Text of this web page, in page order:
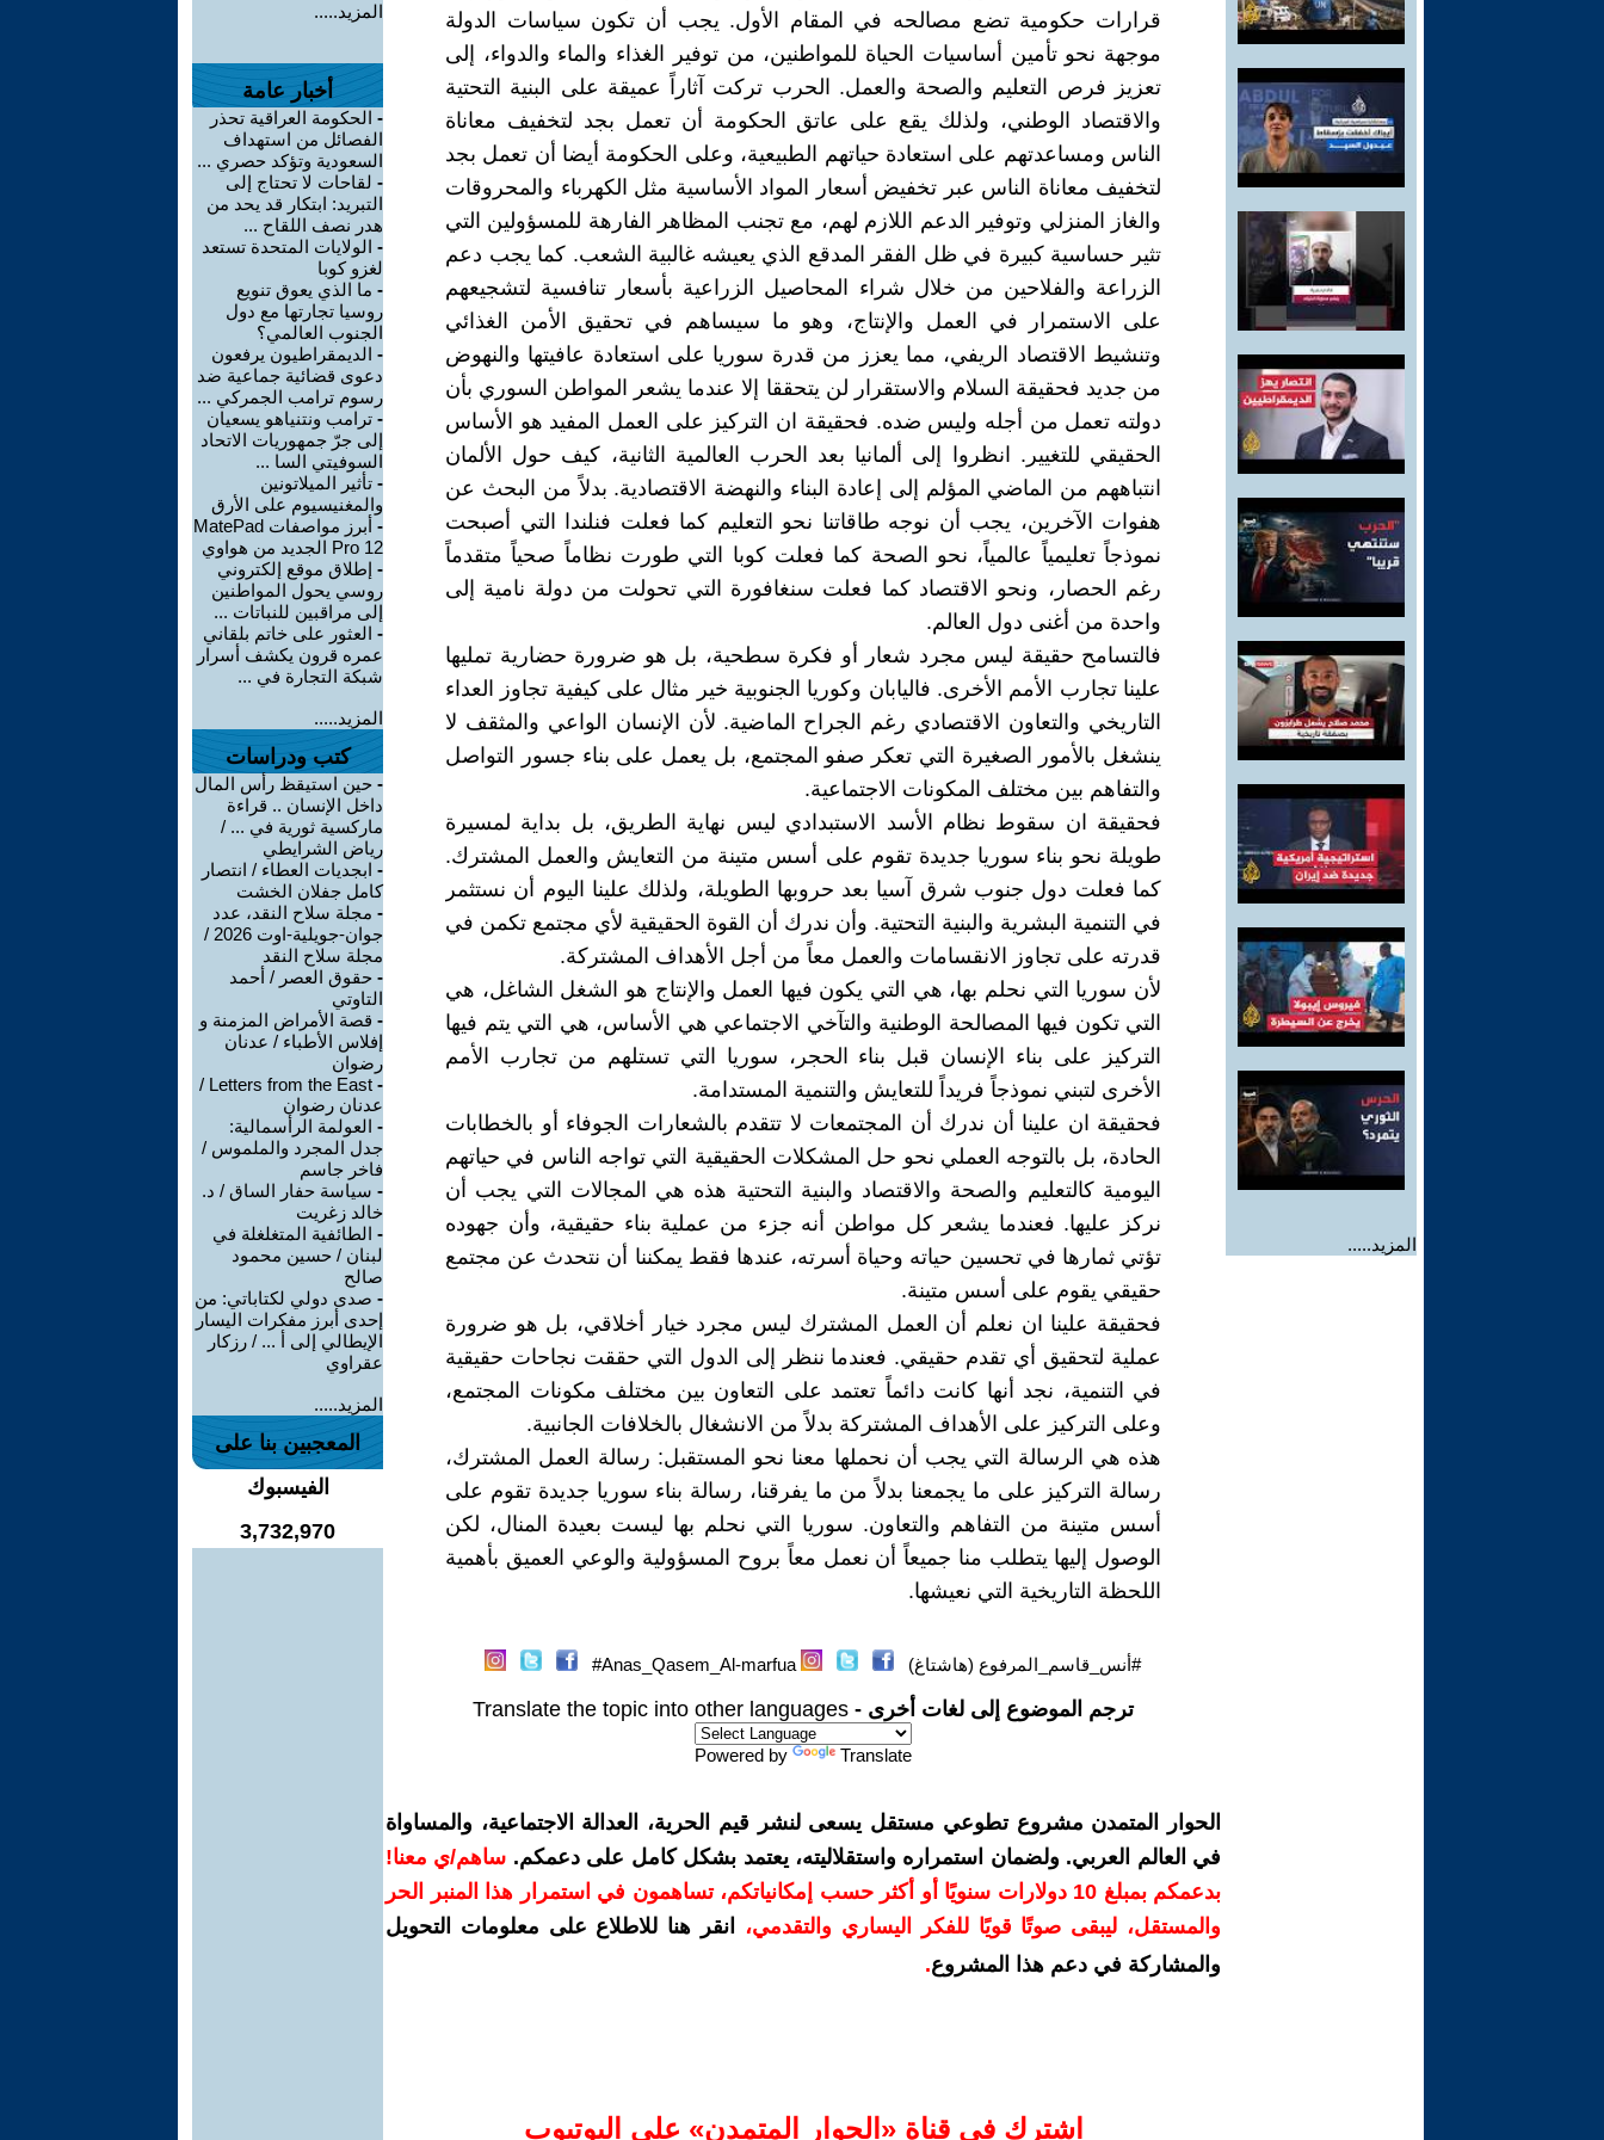
المزيد.....
قرارات حكومية تضع مصالحه في المقام الأول. يجب أن تكون سياسات الدولة
موجهة نحو تأمين أساسيات الحياة للمواطنين، من توفير الغذاء والماء والدواء، إلى
تعزيز فرص التعليم والصحة والعمل. الحرب تركت آثاراً عميقة على البنية التحتية
والاقتصاد الوطني، ولذلك يقع على عاتق الحكومة أن تعمل بجد لتخفيف معاناة
الناس ومساعدتهم على استعادة حياتهم الطبيعية، وعلى الحكومة أيضا أن تعمل بجد
لتخفيف معاناة الناس عبر تخفيض أسعار المواد الأساسية مثل الكهرباء والمحروقات
والغاز المنزلي وتوفير الدعم اللازم لهم، مع تجنب المظاهر الفارهة للمسؤولين التي
تثير حساسية كبيرة في ظل الفقر المدقع الذي يعيشه غالبية الشعب. كما يجب دعم
الزراعة والفلاحين من خلال شراء المحاصيل الزراعية بأسعار تنافسية لتشجيعهم
على الاستمرار في العمل والإنتاج، وهو ما سيساهم في تحقيق الأمن الغذائي
وتنشيط الاقتصاد الريفي، مما يعزز من قدرة سوريا على استعادة عافيتها والنهوض
من جديد فحقيقة السلام والاستقرار لن يتحققا إلا عندما يشعر المواطن السوري بأن
دولته تعمل من أجله وليس ضده. فحقيقة ان التركيز على العمل المفيد هو الأساس
الحقيقي للتغيير. انظروا إلى ألمانيا بعد الحرب العالمية الثانية، كيف حول الألمان
انتباههم من الماضي المؤلم إلى إعادة البناء والنهضة الاقتصادية. بدلاً من البحث عن
هفوات الآخرين، يجب أن نوجه طاقاتنا نحو التعليم كما فعلت فنلندا التي أصبحت
نموذجاً تعليمياً عالمياً، نحو الصحة كما فعلت كوبا التي طورت نظاماً صحياً متقدماً
رغم الحصار، ونحو الاقتصاد كما فعلت سنغافورة التي تحولت من دولة نامية إلى
واحدة من أغنى دول العالم.
فالتسامح حقيقة ليس مجرد شعار أو فكرة سطحية، بل هو ضرورة حضارية تمليها
علينا تجارب الأمم الأخرى. فاليابان وكوريا الجنوبية خير مثال على كيفية تجاوز العداء
التاريخي والتعاون الاقتصادي رغم الجراح الماضية. لأن الإنسان الواعي والمثقف لا
ينشغل بالأمور الصغيرة التي تعكر صفو المجتمع، بل يعمل على بناء جسور التواصل
والتفاهم بين مختلف المكونات الاجتماعية.
فحقيقة ان سقوط نظام الأسد الاستبدادي ليس نهاية الطريق، بل بداية لمسيرة
طويلة نحو بناء سوريا جديدة تقوم على أسس متينة من التعايش والعمل المشترك.
كما فعلت دول جنوب شرق آسيا بعد حروبها الطويلة، ولذلك علينا اليوم أن نستثمر
في التنمية البشرية والبنية التحتية. وأن ندرك أن القوة الحقيقية لأي مجتمع تكمن في
قدرته على تجاوز الانقسامات والعمل معاً من أجل الأهداف المشتركة.
لأن سوريا التي نحلم بها، هي التي يكون فيها العمل والإنتاج هو الشغل الشاغل، هي
التي تكون فيها المصالحة الوطنية والتآخي الاجتماعي هي الأساس، هي التي يتم فيها
التركيز على بناء الإنسان قبل بناء الحجر، سوريا التي تستلهم من تجارب الأمم
الأخرى لتبني نموذجاً فريداً للتعايش والتنمية المستدامة.
فحقيقة ان علينا أن ندرك أن المجتمعات لا تتقدم بالشعارات الجوفاء أو بالخطابات
الحادة، بل بالتوجه العملي نحو حل المشكلات الحقيقية التي تواجه الناس في حياتهم
اليومية كالتعليم والصحة والاقتصاد والبنية التحتية هذه هي المجالات التي يجب أن
نركز عليها. فعندما يشعر كل مواطن أنه جزء من عملية بناء حقيقية، وأن جهوده
تؤتي ثمارها في تحسين حياته وحياة أسرته، عندها فقط يمكننا أن نتحدث عن مجتمع
حقيقي يقوم على أسس متينة.
فحقيقة علينا ان نعلم أن العمل المشترك ليس مجرد خيار أخلاقي، بل هو ضرورة
عملية لتحقيق أي تقدم حقيقي. فعندما ننظر إلى الدول التي حققت نجاحات حقيقية
في التنمية، نجد أنها كانت دائماً تعتمد على التعاون بين مختلف مكونات المجتمع،
وعلى التركيز على الأهداف المشتركة بدلاً من الانشغال بالخلافات الجانبية.
هذه هي الرسالة التي يجب أن نحملها معنا نحو المستقبل: رسالة العمل المشترك،
رسالة التركيز على ما يجمعنا بدلاً من ما يفرقنا، رسالة بناء سوريا جديدة تقوم على
أسس متينة من التفاهم والتعاون. سوريا التي نحلم بها ليست بعيدة المنال، لكن
الوصول إليها يتطلب منا جميعاً أن نعمل معاً بروح المسؤولية والوعي العميق بأهمية
اللحظة التاريخية التي نعيشها.
#أنس_قاسم_المرفوع (هاشتاغ) Anas_Qasem_Al-marfua#
ترجم الموضوع إلى لغات أخرى - Translate the topic into other languages
Powered by Translate
الحوار المتمدن مشروع تطوعي مستقل يسعى لنشر قيم الحرية، العدالة الاجتماعية، والمساواة
في العالم العربي. ولضمان استمراره واستقلاليته، يعتمد بشكل كامل على دعمكم. ساهم/ي معنا!
بدعمكم بمبلغ 10 دولارات سنويًا أو أكثر حسب إمكانياتكم، تساهمون في استمرار هذا المنبر الحر
والمستقل، ليبقى صوتًا قويًا للفكر اليساري والتقدمي،
انقر هنا للاطلاع على معلومات التحويل
والمشاركة في دعم هذا المشروع.
اشترك في قناة ‫«الحوار المتمدن» على اليوتيوب
المزيد.....
أخبار عامة
- الحكومة العراقية تحذر
الفصائل من استهداف
السعودية وتؤكد حصري ...
- لقاحات لا تحتاج إلى
التبريد: ابتكار قد يحد من
هدر نصف اللقاح ...
- الولايات المتحدة تستعد
لغزو كوبا
- ما الذي يعوق تنويع
روسيا تجارتها مع دول
الجنوب العالمي؟
- الديمقراطيون يرفعون
دعوى قضائية جماعية ضد
رسوم ترامب الجمركي ...
- ترامب ونتنياهو يسعيان
إلى جرّ جمهوريات الاتحاد
السوفيتي السا ...
- تأثير الميلاتونين
والمغنيسيوم على الأرق
-
أبرز مواصفات MatePad
Pro 12 الجديد من هواوي
- إطلاق موقع إلكتروني
روسي يحول المواطنين
إلى مراقبين للنباتات ...
- العثور على خاتم بلقاني
عمره قرون يكشف أسرار
شبكة التجارة في ...
المزيد.....
كتب ودراسات
- حين استيقظ رأس المال
داخل الإنسان .. قراءة
ماركسية ثورية في ... /
رياض الشرايطي
- ابجديات العطاء / انتصار
كامل جفلان الخشت
- مجلة سلاح النقد، عدد
جوان-جويلية-اوت 2026 /
مجلة سلاح النقد
- حقوق العصر / أحمد
التاوتي
- قصة الأمراض المزمنة و
إفلاس الأطباء / عدنان
رضوان
-
Letters from the East /
عدنان رضوان
- العولمة الرأسمالية:
جدل المجرد والملموس /
فاخر جاسم
- سياسة حفار الساق / د.
خالد زغريت
- الطائفية المتغلغلة في
لبنان / حسين محمود
صالح
- صدى دولي لكتاباتي: من
إحدى أبرز مفكرات اليسار
الإيطالي إلى أ ... / رزكار
عقراوي
المزيد.....
المعجبين بنا على
الفيسبوك
3,732,970